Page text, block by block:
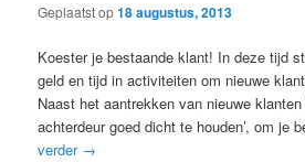
Geplaatst op18 augustus, 2013
Koester je bestaande klant! In deze tijd
geld en tijd in activiteiten om nieuwe
Naast het aantrekken van nieuwe
achterdeur goed dicht te houden’, om je
verder →